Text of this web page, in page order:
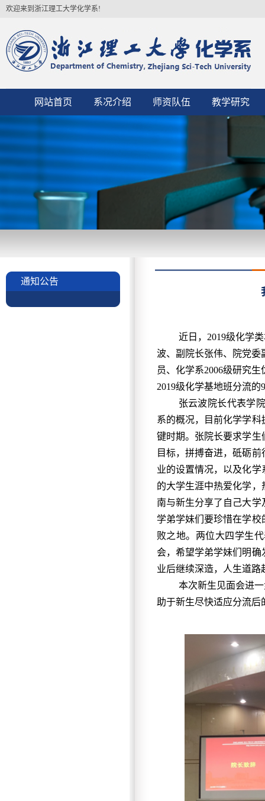
欢迎来到浙江理工大学化学系!
网站首页 系况介绍 师资队伍 教学研究
通知公告
近日，2019级化学
波、副院长张伟、院党委
员、化学系2006级研究
2019级化学基地班分流
张云波院长代表学
系的概况，目前化学学
键时期。张院长要求学
目标，拼搏奋进，砥砺
业的设置情况，以及化
的大学生涯中热爱化学
南与新生分享了自己大
学弟学妹们要珍惜在学
败之地。两位大四学生
会，希望学弟学妹们明
业后继续深造，人生道路
本次新生见面会进
助于新生尽快适应分流后